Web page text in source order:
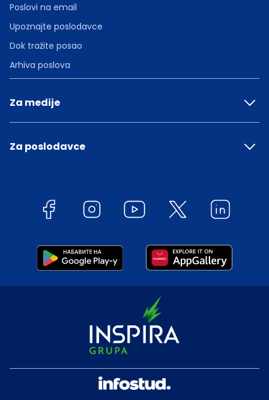
Poslovi na email
Upoznajte poslodavce
Dok tražite posao
Arhiva poslova
Za medije
Za poslodavce